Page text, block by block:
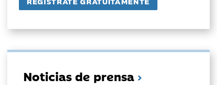
Noticias de prensa